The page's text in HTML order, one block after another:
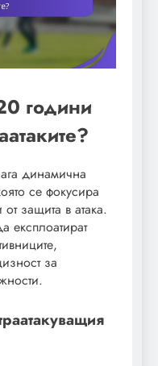
години
динамична
се фокусира
защита в атака.
експлоатират
за